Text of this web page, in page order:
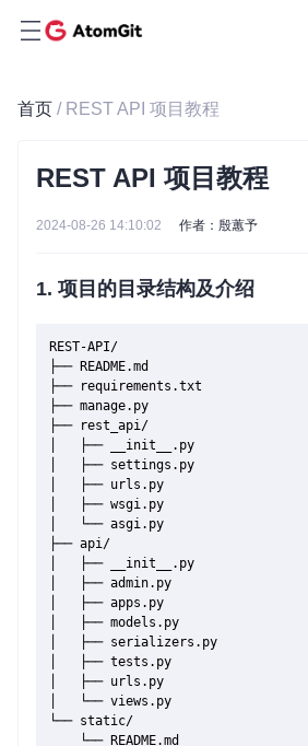
首页 / REST API 项目教程
REST API 项目教程
2024-08-26 14:10:02 作者：殷蕙予
1. 项目的目录结构及介绍
REST-API/
├── README.md
├── requirements.txt
├── manage.py
├── rest_api/
│   ├── __init__.py
│   ├── settings.py
│   ├── urls.py
│   ├── wsgi.py
│   └── asgi.py
├── api/
│   ├── __init__.py
│   ├── admin.py
│   ├── apps.py
│   ├── models.py
│   ├── serializers.py
│   ├── tests.py
│   ├── urls.py
│   └── views.py
└── static/